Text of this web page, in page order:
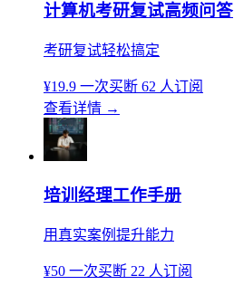
计算机考研复试高频问答
考研复试轻松搞定
¥19.9 一次买断 62 人订阅
查看详情 →
培训经理工作手册
用真实案例提升能力
¥50 一次买断 22 人订阅